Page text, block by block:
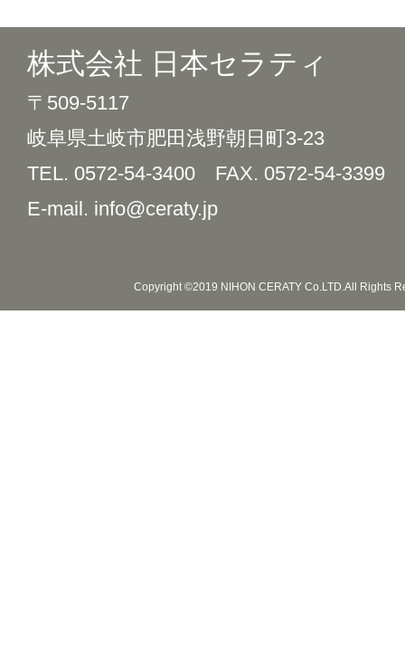
株式会社 日本セラティ
〒509-5117
岐阜県土岐市肥田浅野朝日町3-23
TEL. 0572-54-3400 FAX. 0572-54-3399
E-mail. info@ceraty.jp
Copyright ©2019 NIHON CERATY Co.LTD.All Rights